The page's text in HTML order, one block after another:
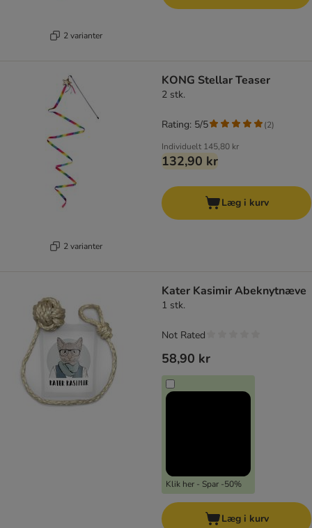
2 varianter
2 varianter
KONG Stellar Teaser
2 stk.
Individuelt 145,80 kr
132,90 kr
Rating: 5/5 (2)
Læg i kurv
Kater Kasimir Abeknytnæve
1 stk.
58,90 kr
Klik her - Spar -50%
Not Rated
Læg i kurv